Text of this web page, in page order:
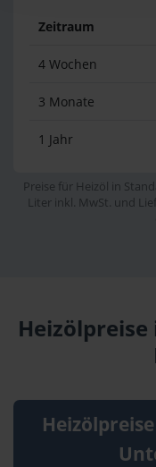
Zeitraum
4 Wochen
3 Monate
1 Jahr
Preise für Heizöl in
Liter inkl. MwSt. und